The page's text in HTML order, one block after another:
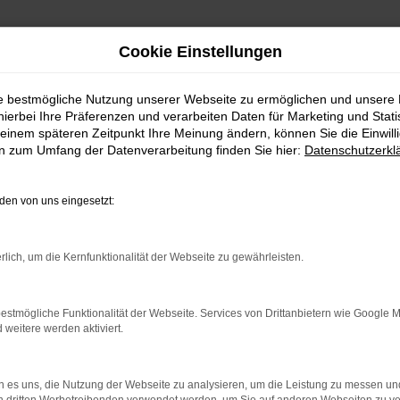
Tübingen
kaufen |
ŠKODA FÜR
einerseits für Tradition, andererseits aber immer
und Umgebung. Wir sind ein Familienunternehmen
Kundinnen und Kunden aus Tübingen kennen und
und Ihre Anliegen und liefern Fahrzeuge natürlich auch
Cookie Einstellungen
bestmögliche Nutzung unserer Webseite zu ermöglichen und unsere
Ihre Präferenzen und verarbeiten Daten für Marketing und
späteren Zeitpunkt Ihre Meinung ändern, können Sie die
zum Umfang der Datenverarbeitung finden Sie hier:
von uns eingesetzt:
um die Kernfunktionalität der Webseite zu gewährleisten.
Funktionalität der Webseite. Services von Drittanbietern wie Google
weitere werden aktiviert.
es uns, die Nutzung der Webseite zu analysieren, um die Leistung zu messen